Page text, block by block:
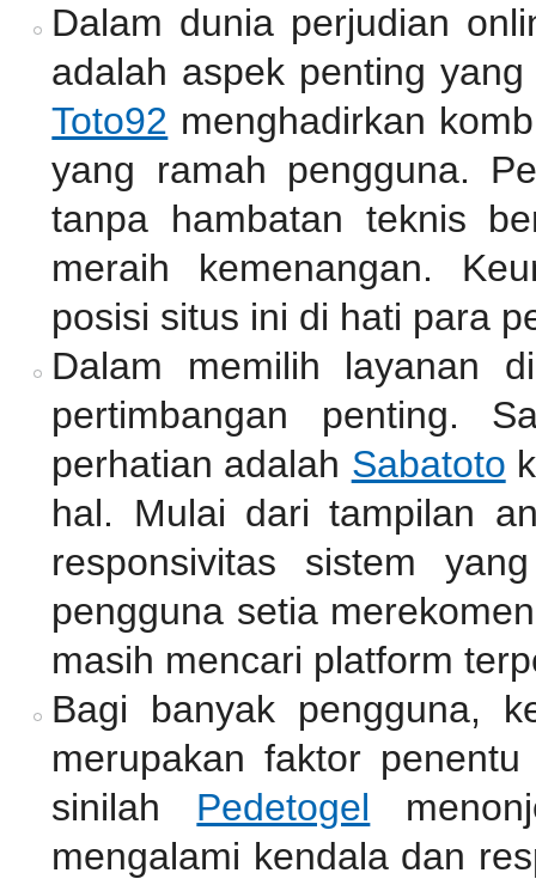
Dalam dunia perjudian
adalah aspek penting
Toto92 menghadirkan
yang ramah pengguna.
tanpa hambatan teknis
meraih kemenangan.
posisi situs ini di hati para
Dalam memilih layanan
pertimbangan penting.
perhatian adalah Sabatoto
hal. Mulai dari tampilan
responsivitas sistem
pengguna setia
masih mencari platform
Bagi banyak pengguna,
merupakan faktor
sinilah Pedetogel
mengalami kendala dan